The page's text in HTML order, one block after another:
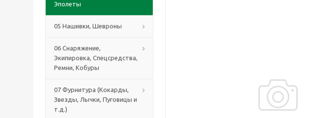
Эполеты
05 Нашивки, Шевроны
06 Снаряжение,
Экипировка, Спецсредства,
Ремни, Кобуры
07 Фурнитура (Кокарды,
Звезды, Лычки, Пуговицы и
т.д.)